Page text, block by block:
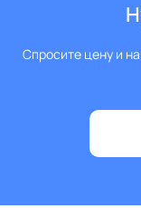
Спросите цену и